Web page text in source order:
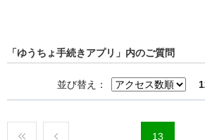
「ゆうちょ手続きアプリ」内のご質問
並び替え：
13